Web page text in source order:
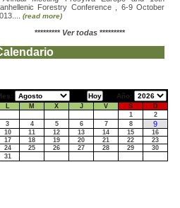
Forestry Conference , 6-9 October
(read more)
********* Ver todas *********
Año:
L M X J V S
D
1
2
3
4 5 6 7 8 9
10 11 12 13 14 15
16
17
18 19 20 21 22
23
24
25 26 27 28 29
30
31